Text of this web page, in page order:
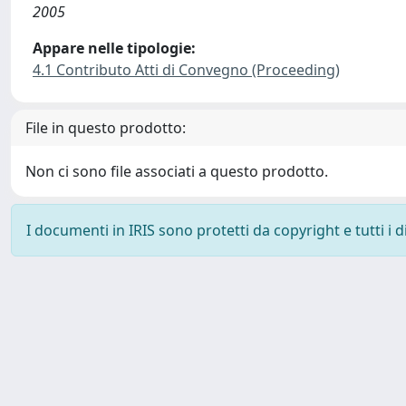
2005
Appare nelle tipologie:
4.1 Contributo Atti di Convegno (Proceeding)
File in questo prodotto:
Non ci sono file associati a questo prodotto.
I documenti in IRIS sono protetti da copyright e tutti i